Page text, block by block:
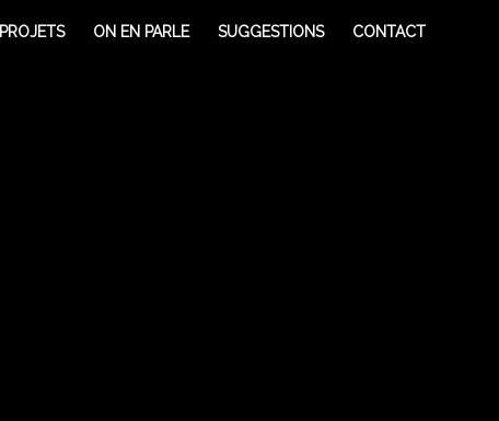
PROJETS ON EN PARLE SUGGESTIONS CONTACT